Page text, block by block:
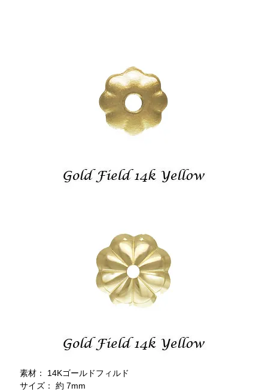
素材： 14Kゴールドフィルド
サイズ： 約 7mm